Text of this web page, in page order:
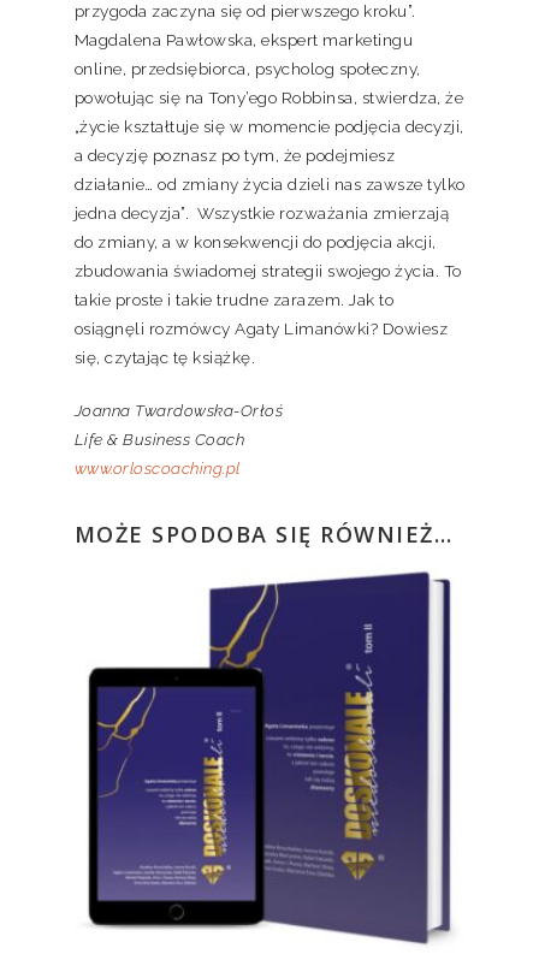
przygoda zaczyna się od pierwszego kroku”.
Magdalena Pawłowska, ekspert marketingu
online, przedsiębiorca, psycholog społeczny,
powołując się na Tony’ego Robbinsa, stwierdza, że
„życie kształtuje się w momencie podjęcia decyzji,
a decyzję poznasz po tym, że podejmiesz
działanie… od zmiany życia dzieli nas zawsze tylko
jedna decyzja”. Wszystkie rozważania zmierzają
do zmiany, a w konsekwencji do podjęcia akcji,
zbudowania świadomej strategii swojego życia. To
takie proste i takie trudne zarazem. Jak to
osiągnęli rozmówcy Agaty Limanówki? Dowiesz
się, czytając tę książkę.
Joanna Twardowska-Orłoś
Life & Business Coach
www.orloscoaching.pl
MOŻE SPODOBA SIĘ RÓWNIEŻ…